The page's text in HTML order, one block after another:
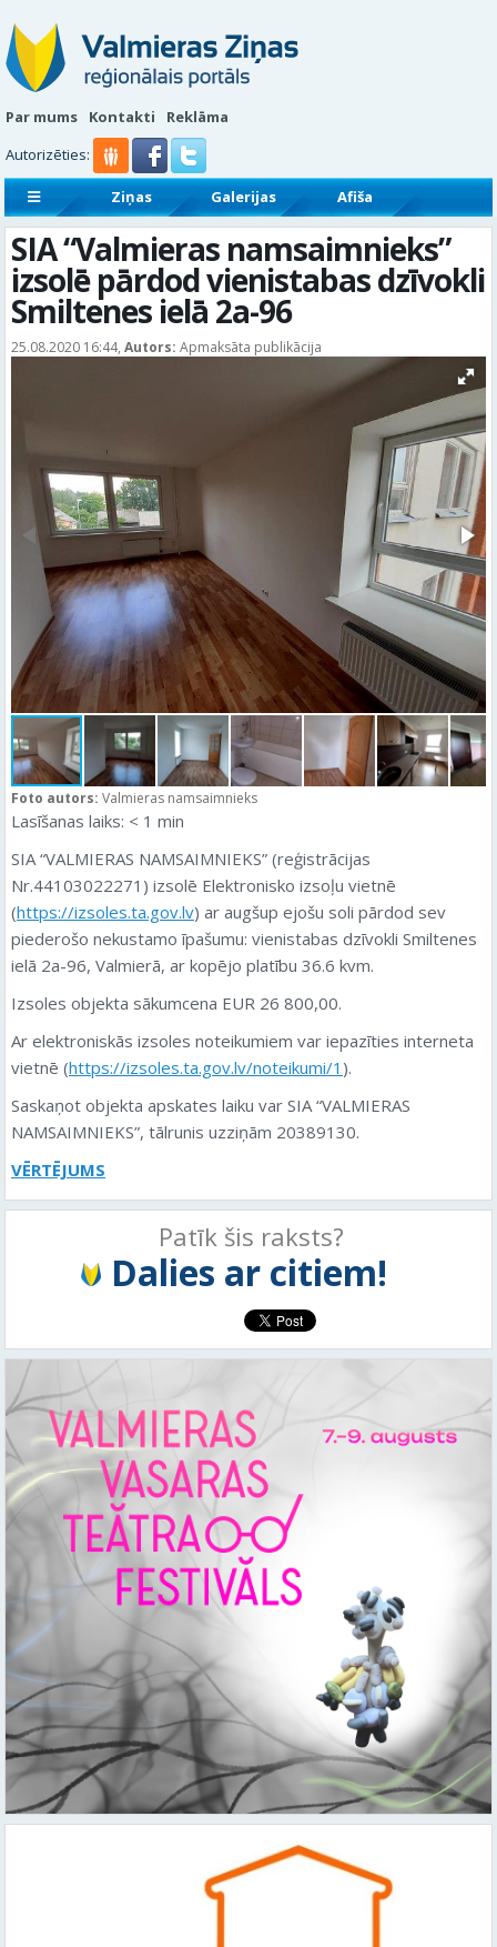
Par mums Kontakti
Reklāma
Autorizēties:
Ziņas Galerijas
Afiša
Sludinājumi
Reklāmraksti
SIA “Valmieras namsaimnieks”
izsolē pārdod vienistabas dzīvokli
Smiltenes ielā 2a-96
25.08.2020 16:44, Autors: Apmaksāta publikācija
Foto autors: Valmieras namsaimnieks
Lasīšanas laiks: < 1 min
SIA “VALMIERAS NAMSAIMNIEKS” (reģistrācijas
Nr.44103022271) izsolē Elektronisko izsoļu vietnē
(https://izsoles.ta.gov.lv) ar augšup ejošu soli pārdod sev
piederošo nekustamo īpašumu: vienistabas dzīvokli Smiltenes
ielā 2a-96, Valmierā, ar kopējo platību 36.6 kvm.
Izsoles objekta sākumcena EUR 26 800,00.
Ar elektroniskās izsoles noteikumiem var iepazīties interneta
vietnē (https://izsoles.ta.gov.lv/noteikumi/1 ).
Saskaņot objekta apskates laiku var SIA “VALMIERAS
NAMSAIMNIEKS”, tālrunis uzziņām 20389130.
VĒRTĒJUMS
Patīk šis raksts?
Dalies ar citiem!